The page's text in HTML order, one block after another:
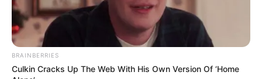
BRAINBERRIES
Culkin Cracks Up The Web With His Own Version Of ‘Home